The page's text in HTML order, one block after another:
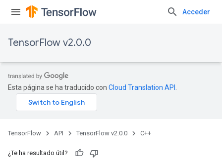
Acceder
TensorFlow v2.0.0
Esta página se ha traducido con Cloud Translation API
TensorFlow API TensorFlow v2.0.0 C++
¿Te ha resultado útil?